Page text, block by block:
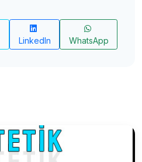
LinkedIn WhatsApp